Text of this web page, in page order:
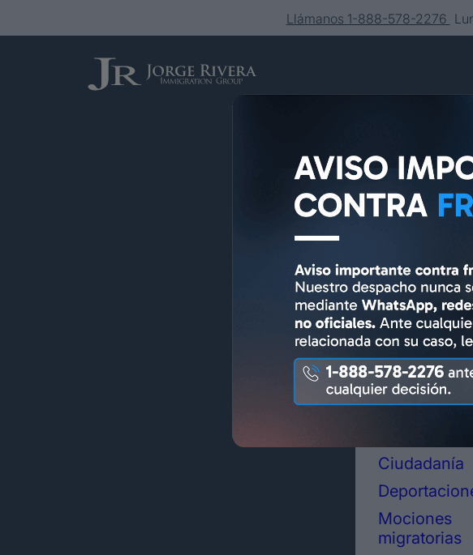
Llámanos 1-888-578-2276
Servicios
Asesoría y
legal en
inmigración
Ciudadanía
Mociones
migratorias